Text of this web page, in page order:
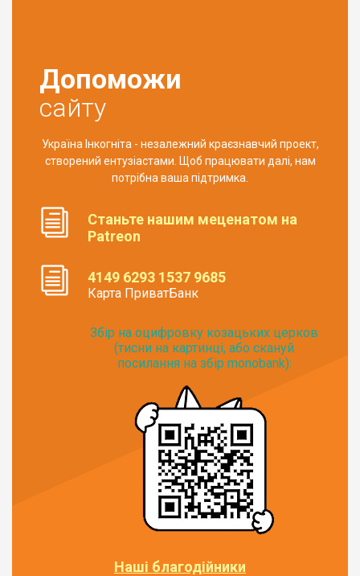
Допоможи
сайту
Україна Інкогніта - незалежний краєзнавчий проект,
створений ентузіастами. Щоб працювати далі, нам
потрібна ваша підтримка.
Станьте нашим меценатом на
Patreon
4149 6293 1537 9685
Карта ПриватБанк
Збір на оцифровку козацьких церков
(тисни на картинці, або скануй
посилання на збір monobank):
Наші благодійники